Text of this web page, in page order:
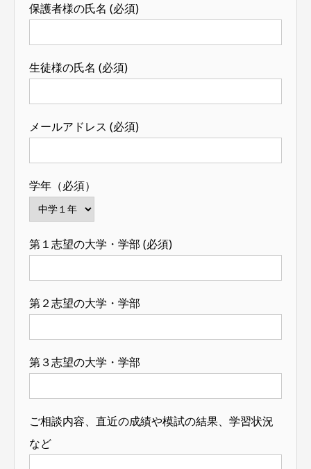
保護者様の氏名 (必須)
生徒様の氏名 (必須)
メールアドレス (必須)
学年（必須）
第１志望の大学・学部 (必須)
第２志望の大学・学部
第３志望の大学・学部
ご相談内容、直近の成績や模試の結果、学習状況
など